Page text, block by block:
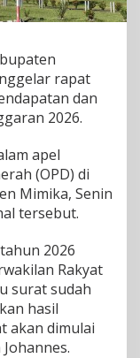
rapat
dan
2026.
apel
(OPD) di
Mimika, Senin
tersebut.
2026
Rakyat
surat sudah
hasil
akan dimulai